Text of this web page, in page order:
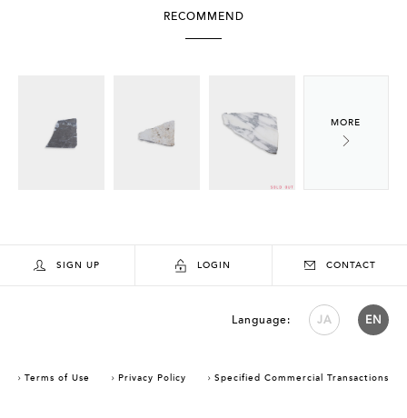
RECOMMEND
SIGN UP LOGIN CONTACT
Language: JA EN
Terms of Use Privacy Policy Specified Commercial Transactions